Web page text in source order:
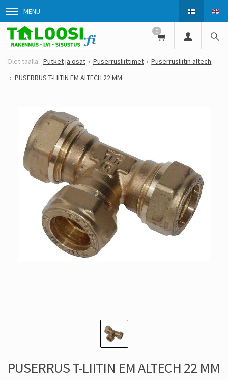
MENU
0
Putket ja osat Puserrusliittimet
Puserrusliitin altech
PUSERRUS T-LIITIN EM ALTECH 22 MM
PUSERRUS T-LIITIN EM ALTECH 22 MM